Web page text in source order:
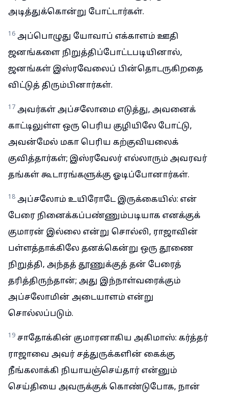
அடித்துக்கொன்று போட்டார்கள்.
16 அப்பொழுது யோவாப் எக்காளம் ஊதி
ஜனங்களை நிறுத்திப்போட்டபடியினால்,
ஜனங்கள் இஸ்ரவேலைப் பின்தொடருகிறதை
விட்டுத் திரும்பினார்கள்.
17 அவர்கள் அப்சலோமை எடுத்து, அவனைக்
காட்டிலுள்ள ஒரு பெரிய குழியிலே போட்டு,
அவன்மேல் மகா பெரிய கற்குவியலைக்
குவித்தார்கள்; இஸ்ரவேலர் எல்லாரும் அவரவர்
தங்கள் கூடாரங்களுக்கு ஓடிப்போனார்கள்.
18 அப்சலோம் உயிரோடே இருக்கையில்: என்
பேரை நினைக்கப்பண்ணும்படியாக எனக்குக்
குமாரன் இல்லை என்று சொல்லி, ராஜாவின்
பள்ளத்தாக்கிலே தனக்கென்று ஒரு தூணை
நிறுத்தி, அந்தத் தூணுக்குத் தன் பேரைத்
தரித்திருந்தான்; அது இந்நாள்வரைக்கும்
அப்சலோமின் அடையாளம் என்று
சொல்லப்படும்.
19 சாதோக்கின் குமாரனாகிய அகிமாஸ்: கர்த்தர்
ராஜாவை அவர் சத்துருக்களின் கைக்கு
நீங்கலாக்கி நியாயஞ்செய்தார் என்னும்
செய்தியை அவருக்குக் கொண்டுபோக, நான்